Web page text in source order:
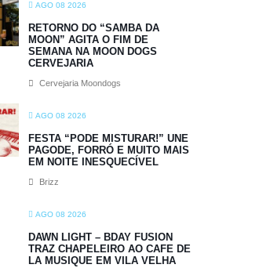
AGO 08 2026
RETORNO DO “SAMBA DA
MOON” AGITA O FIM DE
SEMANA NA MOON DOGS
CERVEJARIA
Cervejaria Moondogs
AGO 08 2026
FESTA “PODE MISTURAR!” UNE
PAGODE, FORRÓ E MUITO MAIS
EM NOITE INESQUECÍVEL
Brizz
AGO 08 2026
DAWN LIGHT – BDAY FUSION
TRAZ CHAPELEIRO AO CAFE DE
LA MUSIQUE EM VILA VELHA